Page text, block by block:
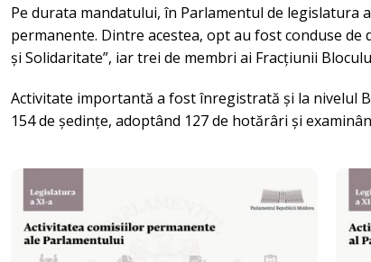
Pe durata mandatului, în Parlamentul de legislatura
permanente. Dintre acestea, opt au fost conduse de
și Solidaritate”, iar trei de membri ai Fracțiunii
Activitate importantă a fost înregistrată și la nivelul
154 de ședințe, adoptând 127 de hotărâri și